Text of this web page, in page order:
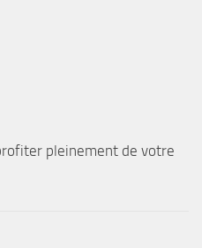
pleinement de votre